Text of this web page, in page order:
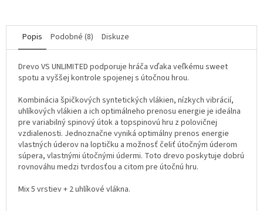
Popis Podobné (8) Diskuze
Drevo VS UNLIMITED podporuje hráča vďaka veľkému sweet
spotu a vyššej kontrole spojenej s útočnou hrou.
Kombinácia špičkových syntetických vlákien, nízkych vibrácií,
uhlíkových vlákien a ich optimálneho prenosu energie je ideálna
pre variabilný spinový útok a topspinovú hru z polovičnej
vzdialenosti. Jednoznačne vyniká optimálny prenos energie
vlastných úderov na loptičku a možnosť čeliť útočným úderom
súpera, vlastnými útočnými údermi. Toto drevo poskytuje dobrú
rovnováhu medzi tvrdosťou a citom pre útočnú hru.
Mix 5 vrstiev + 2 uhlíkové vlákna.